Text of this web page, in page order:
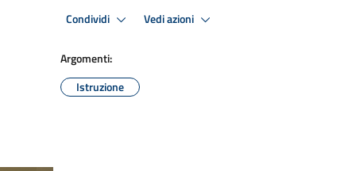
Condividi Vedi azioni
Argomenti:
Istruzione